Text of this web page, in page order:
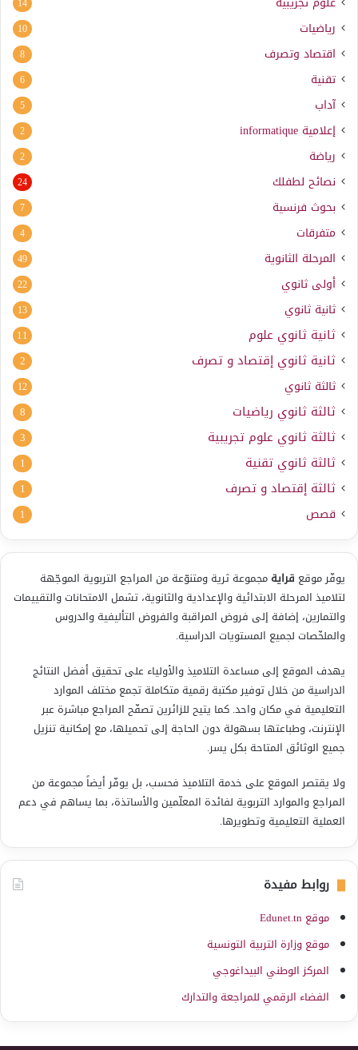
رياضيات 10
اقتصاد وتصرف 8
تقنية 6
آداب 5
إعلامية informatique
2
رياضة 2
نصائح لطفلك 24
بحوث فرنسية 7
متفرقات 4
المرحلة الثانوية 49
أولى ثانوي 22
ثانية ثانوي 13
ثانية ثانوي علوم 11
ثانية ثانوي إقتصاد و تصرف 2
ثالثة ثانوي 12
ثالثة ثانوي رياضيات 8
ثالثة ثانوي علوم تجريبية 3
ثالثة ثانوي تقنية 1
ثالثة إقتصاد و تصرف 1
قصص 1
يوفّر موقع قرايةمجموعة ثرية ومتنوّعة من المراجع التربوية الموجّهة
لتلاميذ المرحلة الابتدائية والإعدادية والثانوية، تشمل الامتحانات والتقييمات
والتمارين، إضافة إلى فروض المراقبة والفروض التأليفية والدروس
والملخّصات لجميع المستويات الدراسية.
يهدف الموقع إلى مساعدة التلاميذ والأولياء على تحقيق أفضل النتائج
الدراسية من خلال توفير مكتبة رقمية متكاملة تجمع مختلف الموارد
التعليمية في مكان واحد. كما يتيح للزائرين تصفّح المراجع مباشرة عبر
الإنترنت، وطباعتها بسهولة دون الحاجة إلى تحميلها، مع إمكانية تنزيل
جميع الوثائق المتاحة بكل يسر.
ولا يقتصر الموقع على خدمة التلاميذ فحسب، بل يوفّر أيضاً مجموعة من
المراجع والموارد التربوية لفائدة المعلّمين والأساتذة، بما يساهم في دعم
العملية التعليمية وتطويرها.
روابط مفيدة
موقع Edunet.tn
موقع وزارة التربية التونسية
المركز الوطني البيداغوجي
الفضاء الرقمي للمراجعة والتدارك